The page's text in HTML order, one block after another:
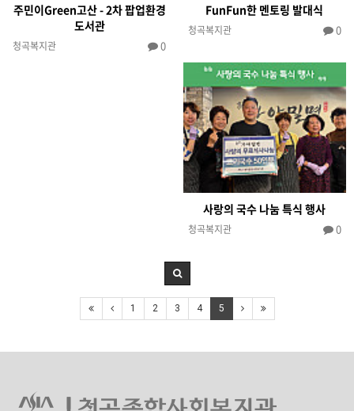
주민이Green고산 - 2차 팝업환경
도서관
청곡복지관 0
FunFun한 멘토링 발대식
청곡복지관 0
사랑의 국수 나눔 특식 행사
청곡복지관 0
1 2 3 4 5